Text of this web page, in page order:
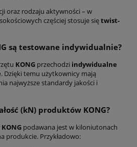
oraz rodzaju aktywności – w
częściej stosuje siętwist-
są testowane indywidualnie?
KONG przechodzi indywidualne
. Dzięki temu użytkownicy mają
najwyższe standardy jakości i
(kN) produktów KONG?
KONG podawana jest w kiloniutonach
produkcie. Przykładowo: